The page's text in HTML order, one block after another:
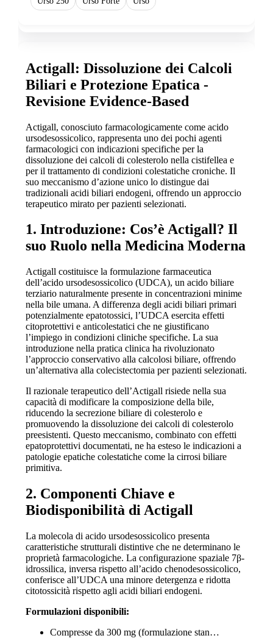
Actigall: Dissoluzione dei Calcoli
Biliari e Protezione Epatica -
Revisione Evidence-Based
Actigall, conosciuto farmacologicamente come acido
ursodesossicolico, rappresenta uno dei pochi agenti
farmacologici con indicazioni specifiche per la
dissoluzione dei calcoli di colesterolo nella cistifellea e
per il trattamento di condizioni colestatiche croniche. Il
suo meccanismo d’azione unico lo distingue dai
tradizionali acidi biliari endogeni, offrendo un approccio
terapeutico mirato per pazienti selezionati.
1. Introduzione: Cos’è Actigall? Il
suo Ruolo nella Medicina Moderna
Actigall costituisce la formulazione farmaceutica
dell’acido ursodesossicolico (UDCA), un acido biliare
terziario naturalmente presente in concentrazioni minime
nella bile umana. A differenza degli acidi biliari primari
potenzialmente epatotossici, l’UDCA esercita effetti
citoprotettivi e anticolestatici che ne giustificano
l’impiego in condizioni cliniche specifiche. La sua
introduzione nella pratica clinica ha rivoluzionato
l’approccio conservativo alla calcolosi biliare, offrendo
un’alternativa alla colecistectomia per pazienti selezionati.
Il razionale terapeutico dell’Actigall risiede nella sua
capacità di modificare la composizione della bile,
riducendo la secrezione biliare di colesterolo e
promuovendo la dissoluzione dei calcoli di colesterolo
preesistenti. Questo meccanismo, combinato con effetti
epatoprotettivi documentati, ne ha esteso le indicazioni a
patologie epatiche colestatiche come la cirrosi biliare
primitiva.
2. Componenti Chiave e
Biodisponibilità di Actigall
La molecola di acido ursodesossicolico presenta
caratteristiche strutturali distintive che ne determinano le
proprietà farmacologiche. La configurazione spaziale 7β-
idrossilica, inversa rispetto all’acido chenodesossicolico,
conferisce all’UDCA una minore detergenza e ridotta
citotossicità rispetto agli acidi biliari endogeni.
Formulazioni disponibili:
Compresse da 300 mg (formulazione stan…